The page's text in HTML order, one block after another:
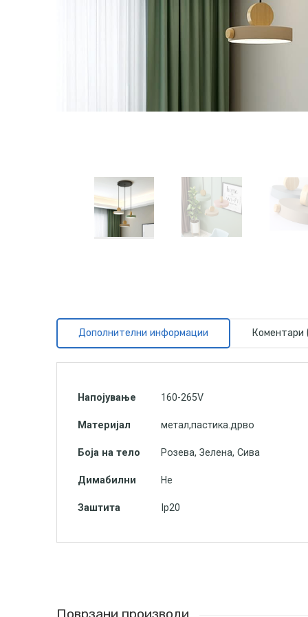
Дополнителни информации Коментари
Напојување 160-265V
Материјал метал,пастика.дрво
Боја на тело Розева, Зелена, Сива
Димабилни Не
Заштита Ip20
Поврзани производи